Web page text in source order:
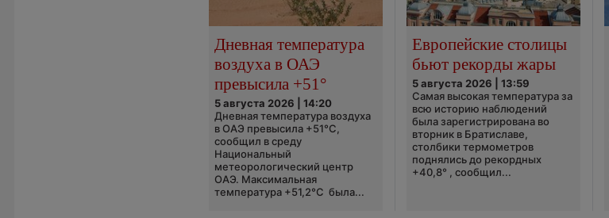
Дневная температура
воздуха в ОАЭ
превысила +51°
5 августа 2026 | 14:20
Дневная температура воздуха
в ОАЭ превысила +51°C,
сообщил в среду
Национальный
метеорологический центр
ОАЭ. Максимальная
температура +51,2°C была...
Европейские столицы
бьют рекорды жары
5 августа 2026 | 13:59
Самая высокая температура за
всю историю наблюдений
была зарегистрирована во
вторник в Братиславе,
столбики термометров
поднялись до рекордных
+40,8° , сообщил...